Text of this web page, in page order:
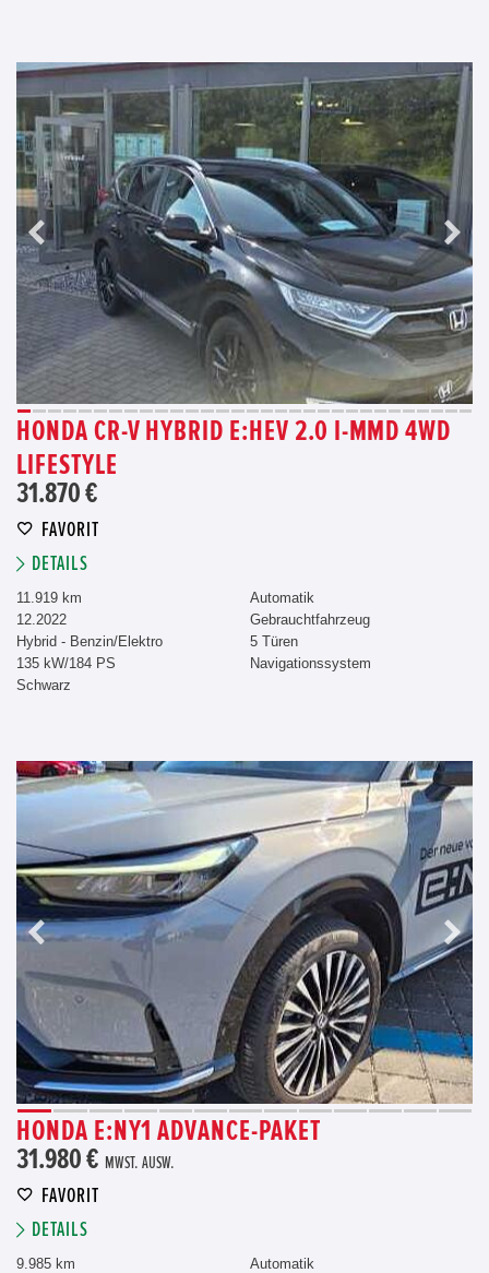
HONDA CR-V HYBRID E:HEV 2.0 I-MMD 4WD
LIFESTYLE
31.870 €
FAVORIT
DETAILS
11.919 km
12.2022
Hybrid - Benzin/Elektro
135 kW/184 PS
Schwarz
Automatik
Gebrauchtfahrzeug
5 Türen
Navigationssystem
HONDA E:NY1 ADVANCE-PAKET
31.980 € MWST. AUSW.
FAVORIT
DETAILS
9.985 km
Automatik